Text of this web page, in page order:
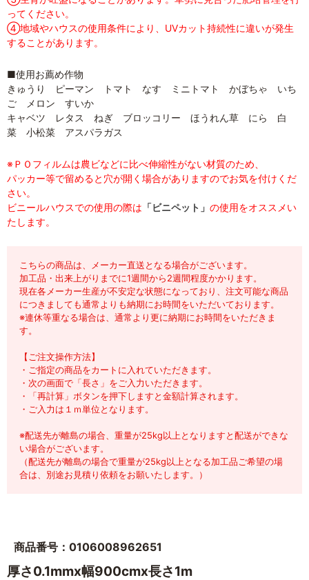
ってください。
④地域やハウスの使用条件により、UVカット持続性に違いが発生
することがあります。
■使用お薦め作物
きゅうり ピーマン トマト なす ミニトマト かぼちゃ いち
ご メロン すいか
キャベツ レタス ねぎ ブロッコリー ほうれん草 にら 白
菜 小松菜 アスパラガス
※ＰＯフィルムは農ビなどに比べ伸縮性がない材質のため、
パッカー等で留めると穴が開く場合がありますのでお気を付けくだ
さい。
ビニールハウスでの使用の際は 「ビニペット」 の使用をオススメい
たします。
こちらの商品は、メーカー直送となる場合がございます。
加工品・出来上がりまでに1週間から2週間程度かかります。
現在各メーカー生産が不安定な状態になっており、注文可能な商品
につきましても通常よりも納期にお時間をいただいております。
※連休等重なる場合は、通常より更に納期にお時間をいただきま
す。
【ご注文操作方法】
・ご指定の商品をカートに入れていただきます。
・次の画面で「長さ」をご入力いただきます。
・「再計算」ボタンを押下しますと金額計算されます。
・ご入力は１ｍ単位となります。
※配送先が離島の場合、重量が25kg以上となりますと配送ができな
い場合がございます。
（配送先が離島の場合で重量が25kg以上となる加工品ご希望の場
合は、別途お見積り依頼をお願いたします。）
商品番号：0106008962651
厚さ0.1mmx幅900cmx長さ1m